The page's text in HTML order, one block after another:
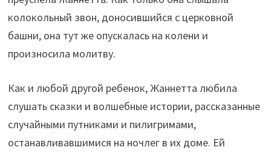
колокольный звон, доносившийся с церковной
башни, она тут же опускалась на колени и
произносила молитву.
Как и любой другой ребенок, Жаннетта любила
слушать сказки и волшебные истории, рассказанные
случайными путниками и пилигримами,
останавливавшимися на ночлег в их доме. Ей